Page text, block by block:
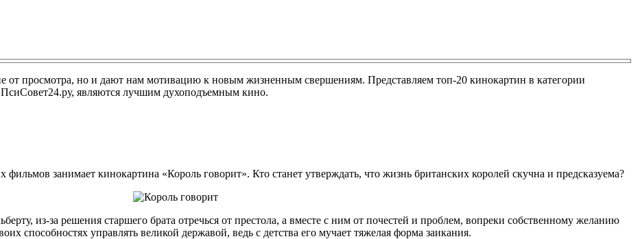
от просмотра, но и дают нам мотивацию к новым жизненным свершениям. Представляем топ-20 кинокартин в категории
являются лучшим духоподъемным кино.
занимает кинокартина «Король говорит». Кто станет утверждать, что жизнь британских королей скучна и предсказуема?
из-за решения старшего брата отречься от престола, а вместе с ним от почестей и проблем, вопреки собственному желанию
способностях управлять великой державой, ведь с детства его мучает тяжелая форма заикания.